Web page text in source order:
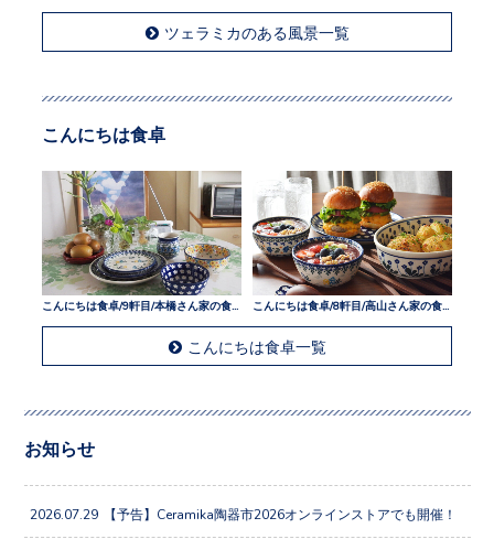
ツェラミカのある風景一覧
こんにちは食卓/8軒目/高山さん家の食卓
こんにちは食卓一覧